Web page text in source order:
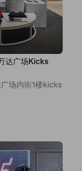
达广场Kicks
场内街1楼kicks